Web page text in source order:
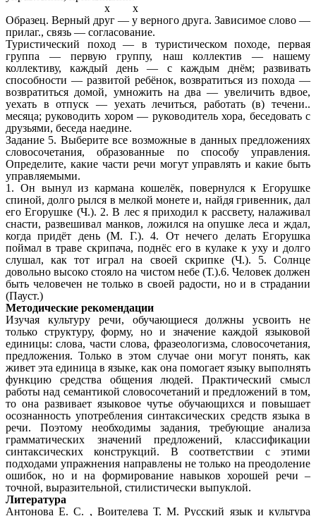
х х
Образец. Верный друг — у верного друга. Зависимое слово —
прилаг., связь — согласование.
Туристический поход — в туристическом походе, первая
группа — первую группу, наш коллектив — нашему
коллективу, каждый день — с каждым днём; развивать
способности — развитой ребёнок, возвратиться из похода —
возвратиться домой, умножить на два — увеличить вдвое,
уехать в отпуск — уехать лечиться, работать (в) течени..
месяца; руководить хором — руководитель хора, беседовать с
друзьями, беседа наедине.
Задание 5. Выберите все возможные в данных предложениях
словосочетания, образованные по способу управления.
Определите, какие части речи могут управлять и какие быть
управляемыми.
1. Он вынул из кармана кошелёк, повернулся к Егорушке
спиной, долго рылся в мелкой монете и, найдя гривенник, дал
его Егорушке (Ч.). 2. В лес я приходил к рассвету, налаживал
снасти, развешивал манков, ложился на опушке леса и ждал,
когда придёт день (М. Г.). 4. От нечего делать Егорушка
поймал в траве скрипача, поднёс его в кулаке к уху и долго
слушал, как тот играл на своей скрипке (Ч.). 5. Солнце
довольно высоко стояло на чистом небе (Т.).6. Человек должен
быть человечен не только в своей радости, но и в страдании
(Пауст.)
Методические рекомендации
Изучая культуру речи, обучающиеся должны усвоить не
только структуру, форму, но и значение каждой языковой
единицы: слова, части слова, фразеологизма, словосочетания,
предложения. Только в этом случае они могут понять, как
живет эта единица в языке, как она помогает языку выполнять
функцию средства общения людей. Практический смысл
работы над семантикой словосочетаний и предложений в том,
то она развивает языковое чутье обучающихся и повышает
осознанность употребления синтаксических средств языка в
речи. Поэтому необходимы задания, требующие анализа
грамматических значений предложений, классификации
синтаксических конструкций. В соответствии с этими
подходами упражнения направлены не только на преодоление
ошибок, но и на формирование навыков хорошей речи –
точной, выразительной, стилистически выпуклой.
Литература
Антонова Е. С. , Воителева Т. М. Русский язык и культура